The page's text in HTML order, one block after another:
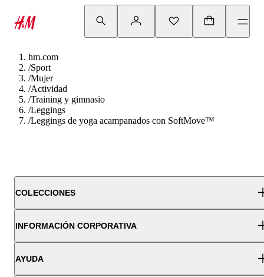
hm.com
/Sport
/Mujer
/Actividad
/Training y gimnasio
/Leggings
/Leggings de yoga acampanados con SoftMove™
COLECCIONES
INFORMACIÓN CORPORATIVA
AYUDA